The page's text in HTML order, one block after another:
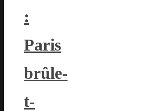
:
Paris
brûle-
t-